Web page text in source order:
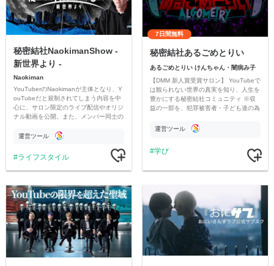
秘密結社NaokimanShow -
新世界より -
Naokiman
YouTuberのNaokimanが主体となり、Y
ouTubeだと規制されてしまう内容を中
心に、サロン限定のライブ配信やオリジ
ナル動画を公開。また、メンバー同士の
ただいています。
運営ツール
ライフスタイル
7日間無料
秘密結社あるごめとりい
あるごめとりい けんちゃん・闇病み子
【DMM 新人賞受賞サロン】 YouTubeで
は観られない世界の真実を知り、人生を
豊かにする秘密結社コミュニティ ※収
益の一部を、犯罪被害者・子ども達の為
す運営ツール
学び